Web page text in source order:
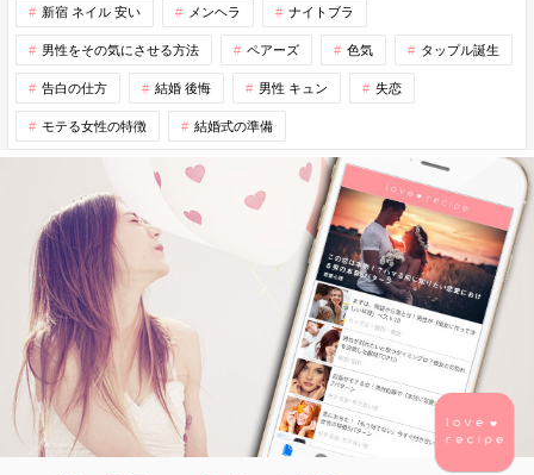
新宿 ネイル 安い メンヘラ ナイトブラ
男性をその気にさせる方法 ペアーズ 色気 タップル誕生
告白の仕方 結婚 後悔 男性 キュン 失恋
モテる女性の特徴 結婚式の準備